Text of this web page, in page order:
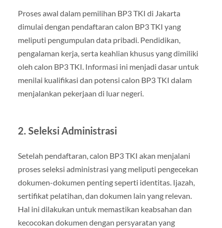
Proses awal dalam pemilihan BP3 TKI di Jakarta
dimulai dengan pendaftaran calon BP3 TKI yang
meliputi pengumpulan data pribadi. Pendidikan,
pengalaman kerja, serta keahlian khusus yang dimiliki
oleh calon BP3 TKI. Informasi ini menjadi dasar untuk
menilai kualifikasi dan potensi calon BP3 TKI dalam
menjalankan pekerjaan di luar negeri.
2. Seleksi Administrasi
Setelah pendaftaran, calon BP3 TKI akan menjalani
proses seleksi administrasi yang meliputi pengecekan
dokumen-dokumen penting seperti identitas. Ijazah,
sertifikat pelatihan, dan dokumen lain yang relevan.
Hal ini dilakukan untuk memastikan keabsahan dan
kecocokan dokumen dengan persyaratan yang